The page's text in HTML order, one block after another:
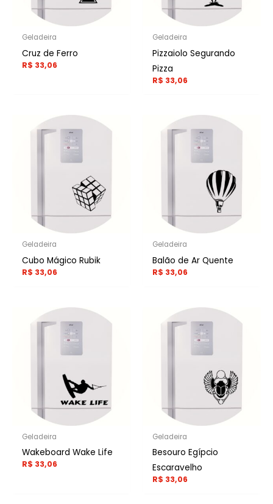
Geladeira
Cruz de Ferro
R$ 33,06
Geladeira
Pizzaiolo Segurando
Pizza
R$ 33,06
Geladeira
Cubo Mágico Rubik
R$ 33,06
Geladeira
Balão de Ar Quente
R$ 33,06
Geladeira
Wakeboard Wake Life
R$ 33,06
Geladeira
Besouro Egípcio
Escaravelho
R$ 33,06